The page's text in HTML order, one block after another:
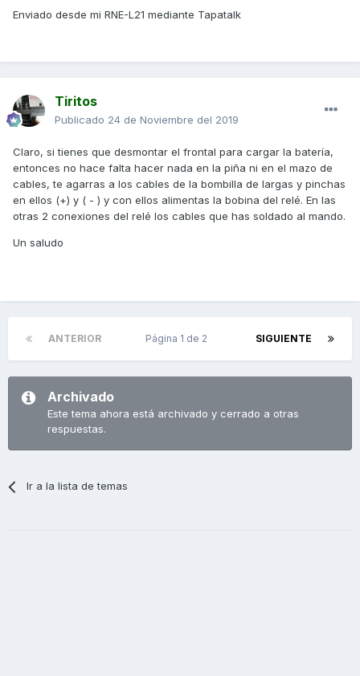
Enviado desde mi RNE-L21 mediante Tapatalk
Tiritos
Publicado 24 de Noviembre del 2019
Claro, si tienes que desmontar el frontal para cargar la batería,
entonces no hace falta hacer nada en la piña ni en el mazo de
cables, te agarras a los cables de la bombilla de largas y pinchas
en ellos (+) y ( - ) y con ellos alimentas la bobina del relé. En las
otras 2 conexiones del relé los cables que has soldado al mando.
Un saludo
ANTERIOR SIGUIENTE
Página 1 de 2
Archivado
Este tema ahora está archivado y cerrado a otras
respuestas.
Ir a la lista de temas